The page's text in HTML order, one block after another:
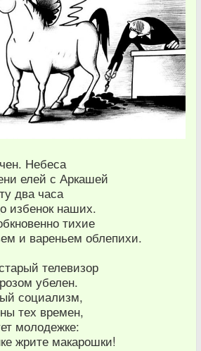
Небеса
елей с Аркашей
два часа
избенок наших.
тихие
и вареньем облепихи.
телевизор
убелен.
социализм,
тех времен,
молодежке:
жрите макарошки!